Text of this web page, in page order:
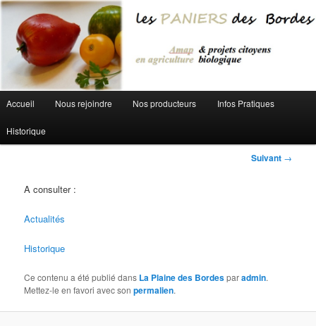
Aller au contenu principal
Accueil Nous rejoindre Nos producteurs Infos Pratiques
Historique
Suivant →
A consulter :
Actualités
Historique
Ce contenu a été publié dans La Plaine des Bordesparadmin.
Mettez-le en favori avec sonpermalien.